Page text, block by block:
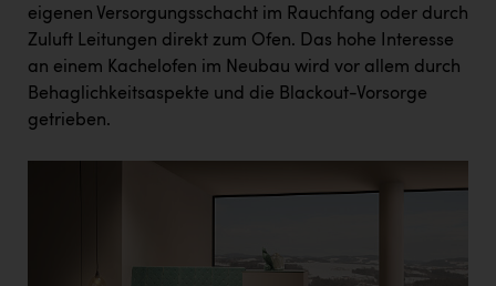
eigenen Versorgungsschacht im Rauchfang oder durch
Zuluft Leitungen direkt zum Ofen. Das hohe Interesse
an einem Kachelofen im Neubau wird vor allem durch
Behaglichkeitsaspekte und die Blackout-Vorsorge
getrieben.